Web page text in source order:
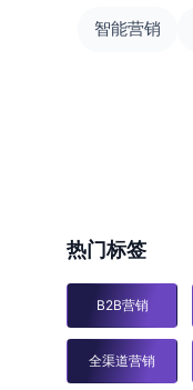
智能营销
热门标签
B2B营销
全渠道营销